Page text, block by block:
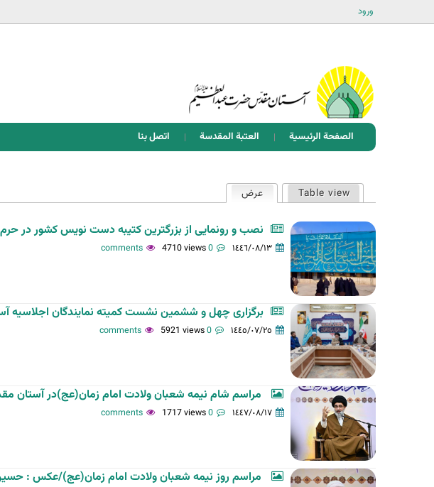
ورود
الصفحة الرئيسية العتبة المقدسة اتصل بنا
ت
ب
و
ي
ب
ا
ت
ا
ل
أ
س
ا
س
ي
ة
Table view عرض(علامة التبويب النشطة)
نصب و رونمایی از بزرگترین کتیبه دست نویس کشور در
١٤٤٦/٠٨/١٣ 0 comments
4710 views
برگزاری چهل و ششمین نشست کمیته نمایندگان اجلاسیه
١٤٤٥/٠٧/٢٥ 0 comments
5921 views
مراسم شام نیمه شعبان ولادت امام زمان(عج)در
١٤٤٧/٠٨/١٧ 0 comments
1717 views
مراسم روز نیمه شعبان ولادت امام زمان(عج)/عکس : حسین